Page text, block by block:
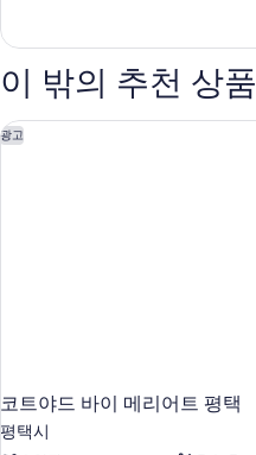
세
보
이 밖의 추천 상품
광고
코트야드 바이 메리어트 평택
평택시
코트야드 바이 메리어트 평택